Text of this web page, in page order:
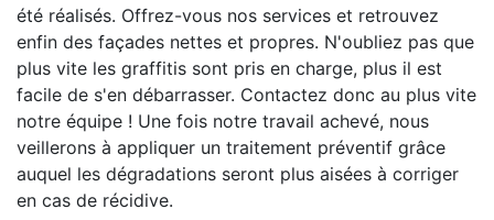
été réalisés. Offrez-vous nos services et retrouvez
enfin des façades nettes et propres. N'oubliez pas que
plus vite les graffitis sont pris en charge, plus il est
facile de s'en débarrasser. Contactez donc au plus vite
notre équipe ! Une fois notre travail achevé, nous
veillerons à appliquer un traitement préventif grâce
auquel les dégradations seront plus aisées à corriger
en cas de récidive.